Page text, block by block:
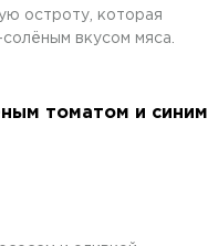
остроту, которая
вкусом мяса.
томатом и синим